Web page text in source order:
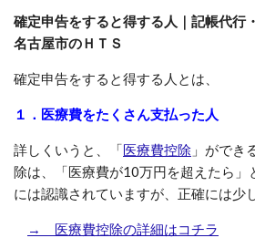
確定申告をすると得する人｜記帳代行
名古屋市のＨＴＳ
確定申告をすると得する人とは、
１．医療費をたくさん支払った人
詳しくいうと、「医療費控除 」ができ
除は、「医療費が10万円を超えたら」
には認識されていますが、正確には少
→ 医療費控除の詳細はコチラ